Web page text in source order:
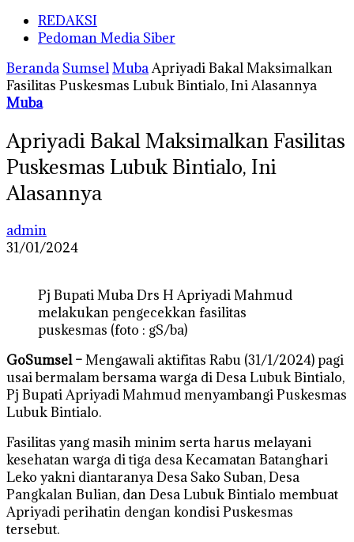
REDAKSI
Pedoman Media Siber
Beranda SumselMubaApriyadi Bakal Maksimalkan
Fasilitas Puskesmas Lubuk Bintialo, Ini Alasannya
Muba
Apriyadi Bakal Maksimalkan Fasilitas
Puskesmas Lubuk Bintialo, Ini
Alasannya
admin
31/01/2024
Pj Bupati Muba Drs H Apriyadi Mahmud
melakukan pengecekkan fasilitas
puskesmas (foto : gS/ba)
GoSumsel –Mengawali aktifitas Rabu (31/1/2024) pagi
usai bermalam bersama warga di Desa Lubuk Bintialo,
Pj Bupati Apriyadi Mahmud menyambangi Puskesmas
Lubuk Bintialo.
Fasilitas yang masih minim serta harus melayani
kesehatan warga di tiga desa Kecamatan Batanghari
Leko yakni diantaranya Desa Sako Suban, Desa
Pangkalan Bulian, dan Desa Lubuk Bintialo membuat
Apriyadi perihatin dengan kondisi Puskesmas
tersebut.